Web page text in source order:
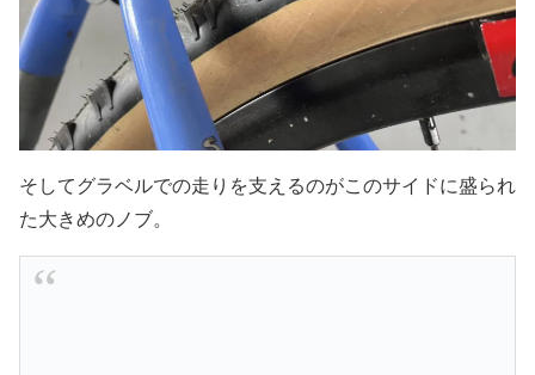
そしてグラベルでの走りを支えるのがこのサイドに盛られ
た大きめのノブ。